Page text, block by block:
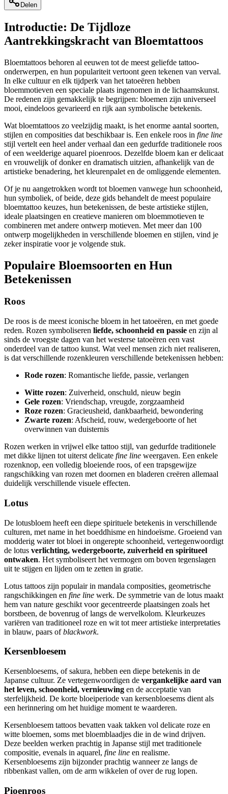
Delen
Introductie: De Tijdloze
Aantrekkingskracht van Bloemtattoos
Bloemtattoos behoren al eeuwen tot de meest geliefde tattoo-
onderwerpen, en hun populariteit vertoont geen tekenen van verval.
In elke cultuur en elk tijdperk van het tatoeëren hebben
bloemmotieven een speciale plaats ingenomen in de lichaamskunst.
De redenen zijn gemakkelijk te begrijpen: bloemen zijn universeel
mooi, eindeloos gevarieerd en rijk aan symbolische betekenis.
Wat bloemtattoos zo veelzijdig maakt, is het enorme aantal soorten,
stijlen en composities dat beschikbaar is. Een enkele roos in fine line
stijl vertelt een heel ander verhaal dan een gedurfde traditionele roos
of een weelderige aquarel pioenroos. Dezelfde bloem kan er delicaat
en vrouwelijk of donker en dramatisch uitzien, afhankelijk van de
artistieke benadering, het kleurenpalet en de omliggende elementen.
Of je nu aangetrokken wordt tot bloemen vanwege hun schoonheid,
hun symboliek, of beide, deze gids behandelt de meest populaire
bloemtattoo keuzes, hun betekenissen, de beste artistieke stijlen,
ideale plaatsingen en creatieve manieren om bloemmotieven te
combineren met andere ontwerp motieven. Met meer dan 100
ontwerp mogelijkheden in verschillende bloemen en stijlen, vind je
zeker inspiratie voor je volgende stuk.
Populaire Bloemsoorten en Hun
Betekenissen
Roos
De roos is de meest iconische bloem in het tatoeëren, en met goede
reden. Rozen symboliseren liefde, schoonheid en passie en zijn al
sinds de vroegste dagen van het westerse tatoeëren een vast
onderdeel van de tattoo kunst. Wat veel mensen zich niet realiseren,
is dat verschillende rozenkleuren verschillende betekenissen hebben:
Rode rozen: Romantische liefde, passie, verlangen
Witte rozen: Zuiverheid, onschuld, nieuw begin
Gele rozen: Vriendschap, vreugde, zorgzaamheid
Roze rozen: Gracieusheid, dankbaarheid, bewondering
Zwarte rozen: Afscheid, rouw, wedergeboorte of het
overwinnen van duisternis
Rozen werken in vrijwel elke tattoo stijl, van gedurfde traditionele
met dikke lijnen tot uiterst delicate fine line weergaven. Een enkele
rozenknop, een volledig bloeiende roos, of een trapsgewijze
rangschikking van rozen met doornen en bladeren creëren allemaal
duidelijk verschillende visuele effecten.
Lotus
De lotusbloem heeft een diepe spirituele betekenis in verschillende
culturen, met name in het boeddhisme en hindoeïsme. Groeiend van
modderig water tot bloei in ongerepte schoonheid, vertegenwoordigt
de lotus verlichting, wedergeboorte, zuiverheid en spiritueel
ontwaken. Het symboliseert het vermogen om boven tegenslagen
uit te stijgen en lijden om te zetten in gratie.
Lotus tattoos zijn populair in mandala composities, geometrische
rangschikkingen en fine line werk. De symmetrie van de lotus maakt
hem van nature geschikt voor gecentreerde plaatsingen zoals het
borstbeen, de bovenrug of langs de wervelkolom. Kleurkeuzes
variëren van traditioneel roze en wit tot meer artistieke interpretaties
in blauw, paars ofblackwork.
Kersenbloesem
Kersenbloesems, of sakura, hebben een diepe betekenis in de
Japanse cultuur. Ze vertegenwoordigen de vergankelijke aard van
het leven, schoonheid, vernieuwing en de acceptatie van
sterfelijkheid. De korte bloeiperiode van kersenbloesems dient als
een herinnering om het huidige moment te waarderen.
Kersenbloesem tattoos bevatten vaak takken vol delicate roze en
witte bloemen, soms met bloemblaadjes die in de wind drijven.
Deze beelden werken prachtig in Japanse stijl met traditionele
compositie, evenals in aquarel, fine line en realisme.
Kersenbloesems zijn bijzonder prachtig wanneer ze langs de
ribbenkast vallen, om de arm wikkelen of over de rug lopen.
Pioenroos